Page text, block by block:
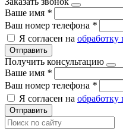
Ваше имя *
Ваш номер телефона *
Я согласен на
Отправить
Получить консультацию
Ваше имя *
Ваш номер телефона *
Я согласен на
Отправить